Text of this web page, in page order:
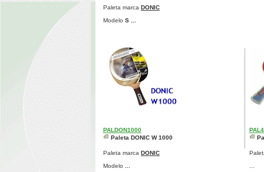
Paleta marca DONIC
Modelo S ...
PALDON1000
Paleta DONIC W 1000
Paleta marca DONIC
Modelo